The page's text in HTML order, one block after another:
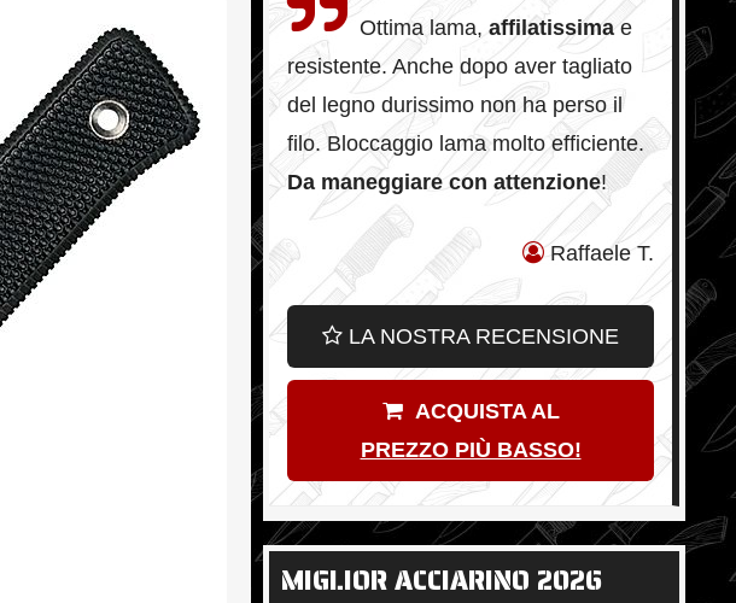
Ottima lama, affilatissimae
resistente. Anche dopo aver tagliato
del legno durissimo non ha perso il
filo. Bloccaggio lama molto efficiente.
Da maneggiare con attenzione!
Raffaele T.
LA NOSTRA RECENSIONE
ACQUISTA AL
PREZZO PIÙ BASSO!
MIGLIOR ACCIARINO 2026